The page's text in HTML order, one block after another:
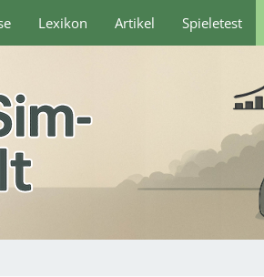
Lexikon Artikel Spieletest